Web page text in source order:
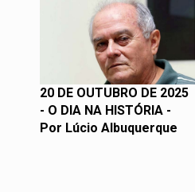
20 DE OUTUBRO DE 2025
- O DIA NA HISTÓRIA -
Por Lúcio Albuquerque